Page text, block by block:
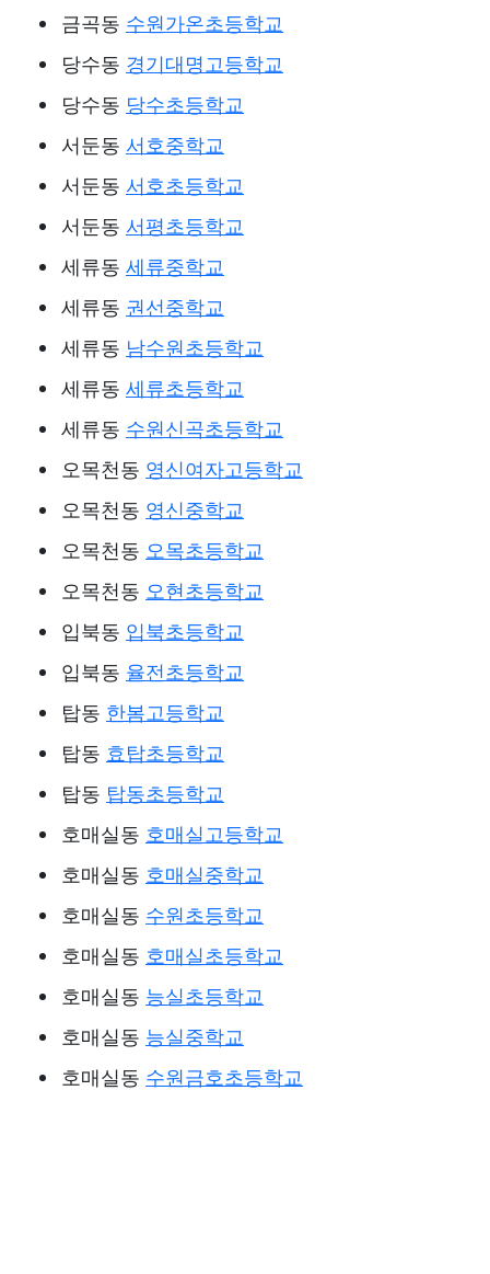
금곡동 수원가온초등학교
당수동 경기대명고등학교
당수동 당수초등학교
서둔동 서호중학교
서둔동 서호초등학교
서둔동 서평초등학교
세류동 세류중학교
세류동 권선중학교
세류동 남수원초등학교
세류동 세류초등학교
세류동 수원신곡초등학교
오목천동 영신여자고등학교
오목천동 영신중학교
오목천동 오목초등학교
오목천동 오현초등학교
입북동 입북초등학교
입북동 율전초등학교
탑동 한봄고등학교
탑동 효탑초등학교
탑동 탑동초등학교
호매실동 호매실고등학교
호매실동 호매실중학교
호매실동 수원초등학교
호매실동 호매실초등학교
호매실동 능실초등학교
호매실동 능실중학교
호매실동 수원금호초등학교